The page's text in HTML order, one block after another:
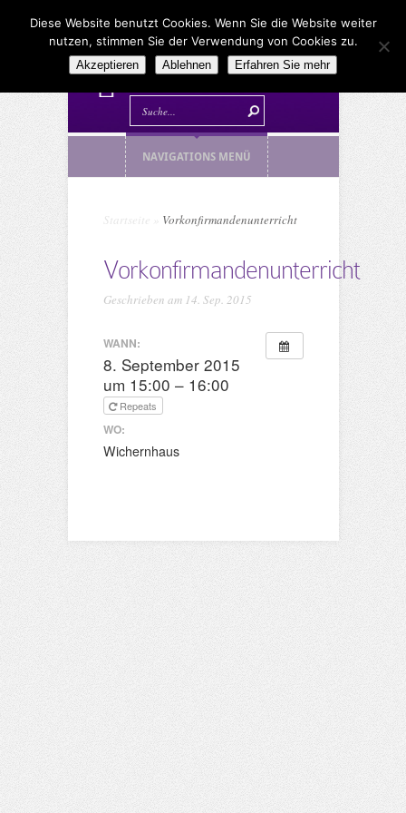
NAVIGATIONS MENÜ
Startseite Vorkonfirmandenunterricht
Vorkonfirmandenunterricht
Geschrieben am 14. Sep. 2015
WANN:
8. September 2015
um 15:00 – 16:00
Repeats
WO:
Wichernhaus
Diese Website benutzt Cookies. Wenn Sie die Website weiter
nutzen, stimmen Sie der Verwendung von Cookies zu.
Akzeptieren Ablehnen Erfahren Sie mehr